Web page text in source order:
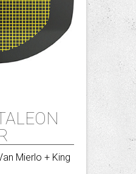
Mierlo + King